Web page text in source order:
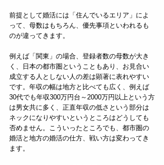
前提として婚活には「住んでいるエリア」によ
って、母数はもちろん、優先事項といわれるも
のが違ってきます。
例えば「関東」の場合、登録者数の母数が大き
く、日本の都市圏ということもあり、お見合い
成立する人としない人の差は顕著に表れやすい
です。年収の幅は地方と比べても広く、例えば
30代でも年収300万円台～2000万円以上という方
は男女共に多く、正直年収の低さという部分は
ネックになりやすいというところはどうしても
否めません。こういったところでも、都市圏の
婚活と地方の婚活の仕方、戦い方は変わってき
ます。